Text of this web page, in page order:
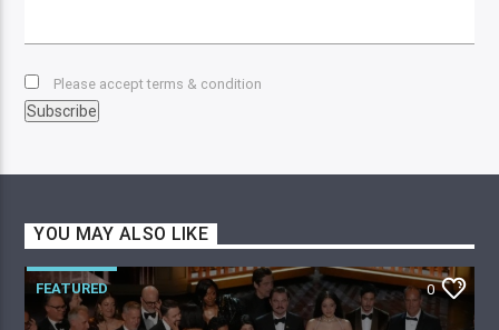
Please accept terms & condition
YOU MAY ALSO LIKE
FEATURED 0